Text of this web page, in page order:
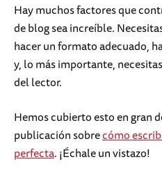
Hay muchos factores que
de blog sea increíble.
hacer un formato adecuado,
y, lo más importante,
del lector.
Hemos cubierto esto en gran
publicación sobrecómo
perfecta. ¡Échale un vistazo!